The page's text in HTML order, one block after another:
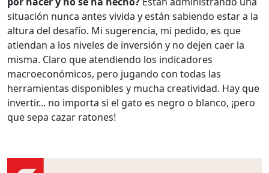
situación nunca antes vivida y están sabiendo estar a la
altura del desafío. Mi sugerencia, mi pedido, es que
atiendan a los niveles de inversión y no dejen caer la
misma. Claro que atendiendo los indicadores
macroeconómicos, pero jugando con todas las
herramientas disponibles y mucha creatividad. Hay que
invertir... no importa si el gato es negro o blanco, ¡pero
que sepa cazar ratones!